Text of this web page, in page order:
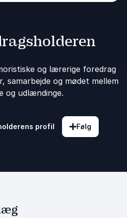
og lærerige foredrag
samarbejde og mødet mellem
og udlændinge.
profil Følg